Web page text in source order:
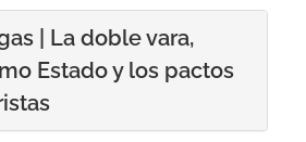
| La doble vara,
Estado y los pactos